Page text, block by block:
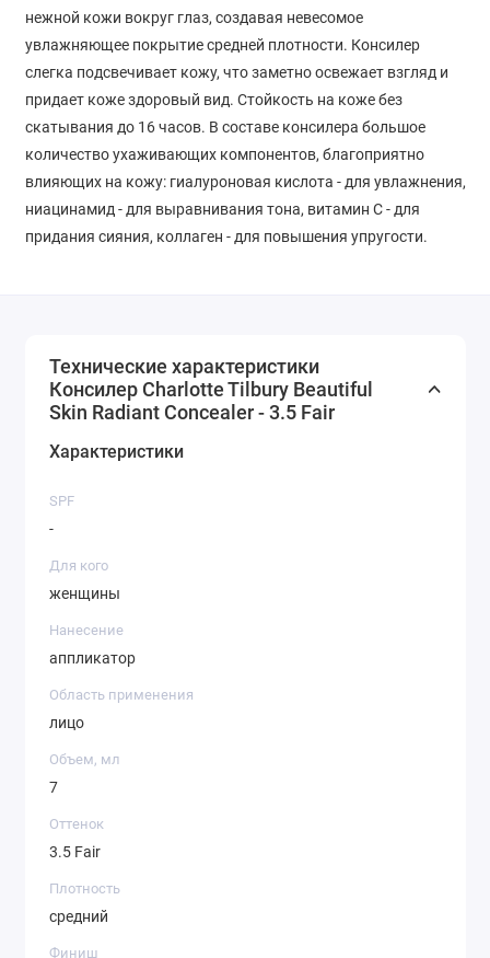
нежной кожи вокруг глаз, создавая невесомое
увлажняющее покрытие средней плотности. Консилер
слегка подсвечивает кожу, что заметно освежает взгляд и
придает коже здоровый вид. Стойкость на коже без
скатывания до 16 часов. В составе консилера большое
количество ухаживающих компонентов, благоприятно
влияющих на кожу: гиалуроновая кислота - для увлажнения,
ниацинамид - для выравнивания тона, витамин С - для
придания сияния, коллаген - для повышения упругости.
Технические характеристики
Консилер Charlotte Tilbury Beautiful
Skin Radiant Concealer - 3.5 Fair
Характеристики
SPF
-
Для кого
женщины
Нанесение
аппликатор
Область применения
лицо
Объем, мл
7
Оттенок
3.5 Fair
Плотность
средний
Финиш